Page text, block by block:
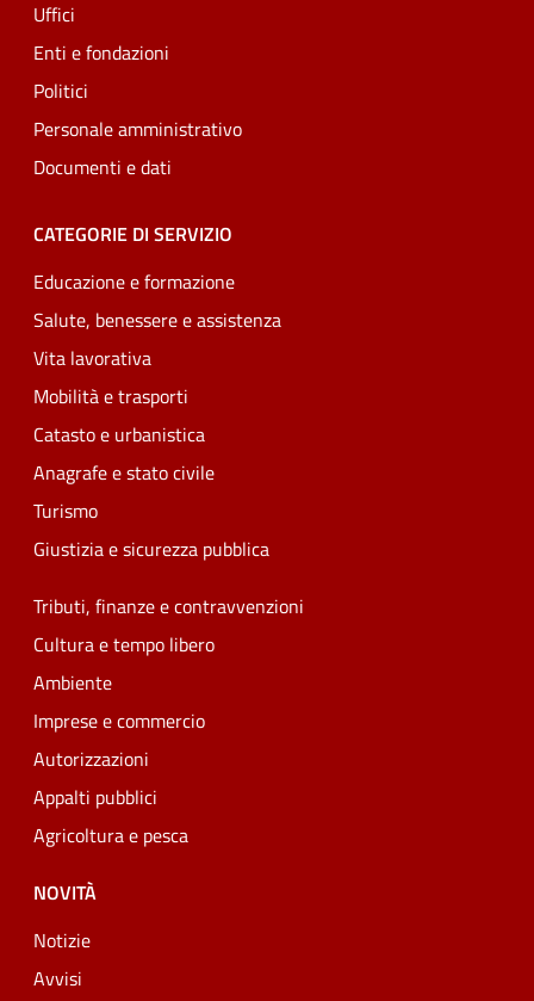
Uffici
Enti e fondazioni
Politici
Personale amministrativo
Documenti e dati
CATEGORIE DI SERVIZIO
Educazione e formazione
Salute, benessere e assistenza
Vita lavorativa
Mobilità e trasporti
Catasto e urbanistica
Anagrafe e stato civile
Turismo
Giustizia e sicurezza pubblica
Tributi, finanze e contravvenzioni
Cultura e tempo libero
Ambiente
Imprese e commercio
Autorizzazioni
Appalti pubblici
Agricoltura e pesca
NOVITÀ
Notizie
Avvisi